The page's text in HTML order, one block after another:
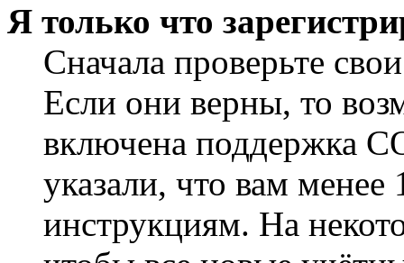
Я только что
Сначала проверьте
Если они верны, то
включена поддержка
указали, что вам
инструкциям. На